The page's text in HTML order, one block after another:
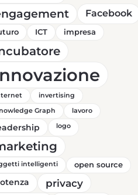
migliorato la
Google ha
che sono in
tre
del
nuova riunione
Facebook
ICT impresa
invertising
Graph
lavoro
logo
intelligenti open source
privacy